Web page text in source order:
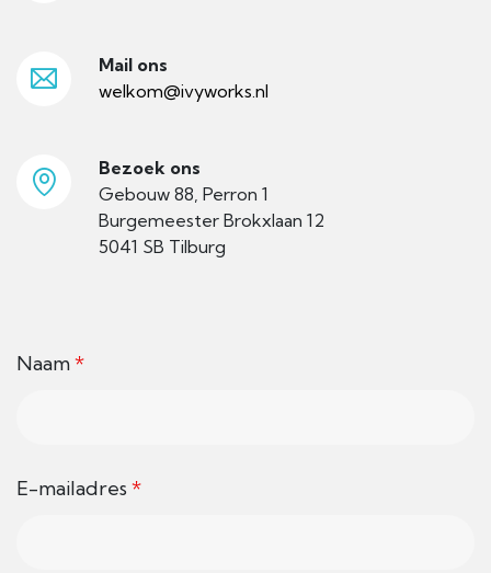
Mail ons
welkom@ivyworks.nl
Bezoek ons
Gebouw 88, Perron 1
Burgemeester Brokxlaan 12
5041 SB Tilburg
Naam*
E-mailadres *